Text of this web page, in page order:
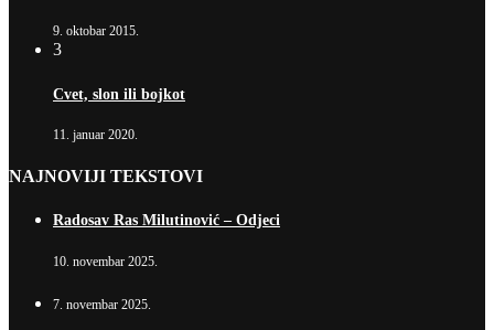
9. oktobar 2015.
3
Cvet, slon ili bojkot
11. januar 2020.
NAJNOVIJI TEKSTOVI
Radosav Ras Milutinović – Odjeci
10. novembar 2025.
7. novembar 2025.